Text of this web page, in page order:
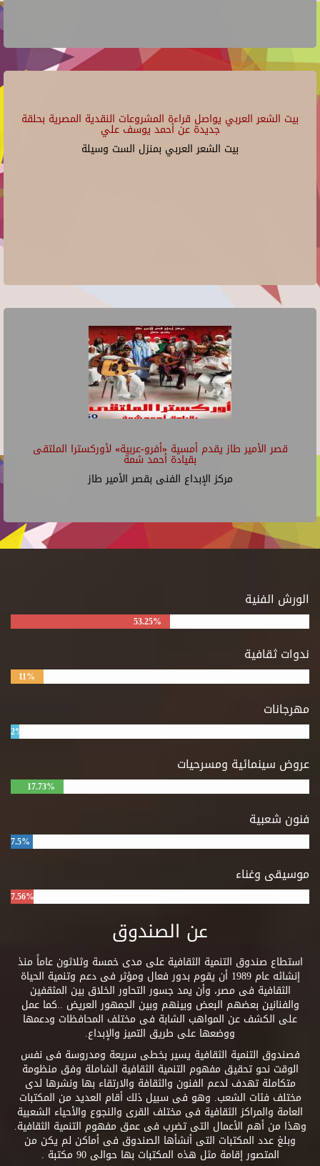
بيت الشعر العربي يواصل قراءة المشروعات النقدية المصرية بحلقة
جديدة عن أحمد يوسف علي
بيت الشعر العربي بمنزل الست وسيلة
قصر الأمير طاز يقدم أمسية «أفرو-عربية» لأوركسترا الملتقى
بقيادة أحمد شمة
مركز الإبداع الفنى بقصر الأمير طاز
الورش الفنية
53.25%
ندوات ثقافية
11%
مهرجانات
2%
عروض سينمائية ومسرحيات
17.73%
فنون شعبية
7.5%
موسيقى وغناء
7.56%
عن الصندوق
استطاع صندوق التنمية الثقافية على مدى خمسة وثلاثون عاماً منذ
إنشائه عام 1989 أن يقوم بدور فعال ومؤثر فى دعم وتنمية الحياة
الثقافية فى مصر، وأن يمد جسور التحاور الخلاق بين المثقفين
والفنانين بعضهم البعض وبينهم وبين الجمهور العريض ..كما عمل
على الكشف عن المواهب الشابة فى مختلف المحافظات ودعمها
ووضعها على طريق التميز والإبداع.
فصندوق التنمية الثقافية يسير بخطى سريعة ومدروسة فى نفس
الوقت نحو تحقيق مفهوم التنمية الثقافية الشاملة وفق منظومة
متكاملة تهدف لدعم الفنون والثقافة والارتقاء بها ونشرها لدى
مختلف فئات الشعب. وهو فى سبيل ذلك أقام العديد من المكتبات
العامة والمراكز الثقافية فى مختلف القرى والنجوع والأحياء الشعبية
وهذا من أهم الأعمال التى تضرب فى عمق مفهوم التنمية الثقافية.
وبلغ عدد المكتبات التى أنشأها الصندوق فى أماكن لم يكن من
المتصور إقامة مثل هذه المكتبات بها حوالى 90 مكتبة .